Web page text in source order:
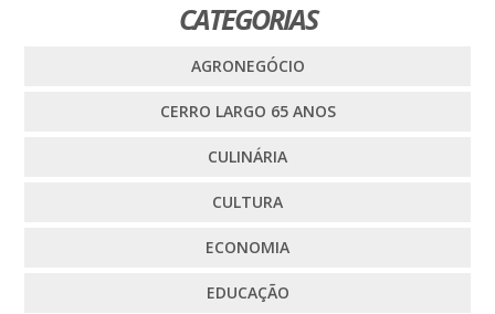
CATEGORIAS
AGRONEGÓCIO
CERRO LARGO 65 ANOS
CULINÁRIA
CULTURA
ECONOMIA
EDUCAÇÃO